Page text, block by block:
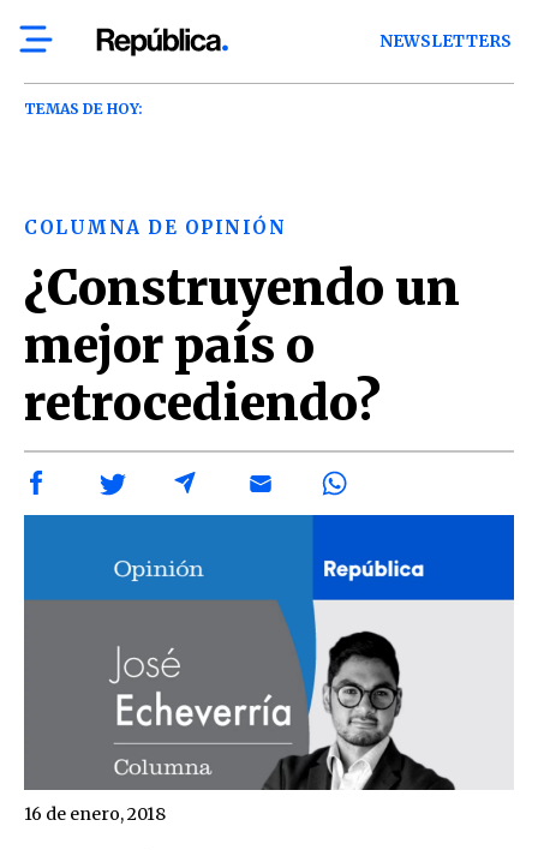
NEWSLETTERS
TEMAS DE HOY:
COLUMNA DE OPINIÓN
¿Construyendo un
mejor país o
retrocediendo?
16 de enero, 2018